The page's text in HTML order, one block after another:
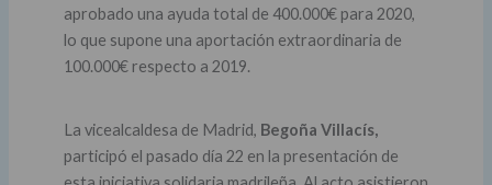
aprobado una ayuda total de 400.000€ para 2020,
lo que supone una aportación extraordinaria de
100.000€ respecto a 2019.
La vicealcaldesa de Madrid, Begoña Villacís,
participó el pasado día 22 en la presentación de